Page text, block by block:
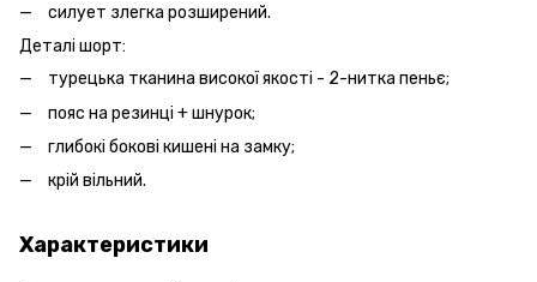
силует злегка розширений.
Деталі шорт:
турецька тканина високої якості - 2-нитка пеньє;
пояс на резинці + шнурок;
глибокі бокові кишені на замку;
крій вільний.
Характеристики